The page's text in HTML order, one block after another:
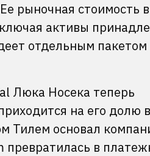
рыночная стоимость в
активы
отдельным
Люка Носека теперь
на его долю
Тилем основал
превратилась в